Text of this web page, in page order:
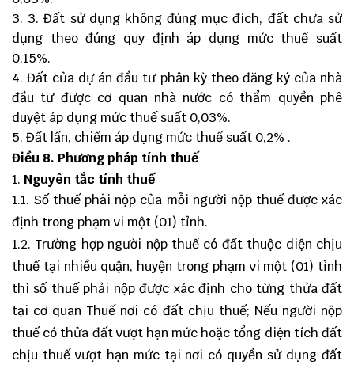
3. Đất sử dụng không đúng mục đích, đất chưa sử
dụng theo đúng quy định áp dụng mức thuế suất
0,15%.
Đất của dự án đầu tư phân kỳ theo đăng ký của nhà
đầu tư được cơ quan nhà nước có thẩm quyền phê
duyệt áp dụng mức thuế suất 0,03%.
Đất lấn, chiếm áp dụng mức thuế suất 0,2% .
Điều 8. Phương pháp tính thuế
Nguyên tắc tính thuế
1.1. Số thuế phải nộp của mỗi người nộp thuế được xác
định trong phạm vi một (01) tỉnh.
1.2. Trường hợp người nộp thuế có đất thuộc diện chịu
thuế tại nhiều quận, huyện trong phạm vi một (01) tỉnh
thì số thuế phải nộp được xác định cho từng thửa đất
tại cơ quan Thuế nơi có đất chịu thuế; Nếu người nộp
thuế có thửa đất vượt hạn mức hoặc tổng diện tích đất
chịu thuế vượt hạn mức tại nơi có quyền sử dụng đất